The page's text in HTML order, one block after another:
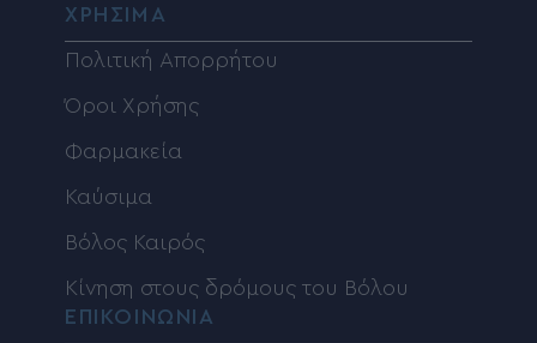
ΧΡΗΣΙΜΑ
Πολιτική Απορρήτου
Όροι Χρήσης
Φαρμακεία
Καύσιμα
Βόλος Καιρός
Κίνηση στους δρόμους του Βόλου
ΕΠΙΚΟΙΝΩΝΙΑ